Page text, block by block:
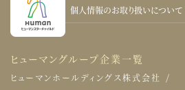
個人情報のお取り扱いについて
ヒューマングループ企業一覧
ヒューマンホールディングス株式会社